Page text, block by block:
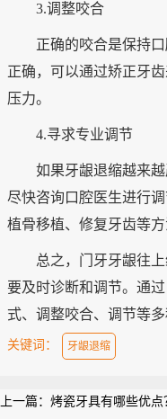
3.调整咬合
正确的咬合是保持口
正确，可以通过矫正牙
压力。
4.寻求专业调节
如果牙龈退缩越来越
尽快咨询口腔医生进行
植骨移植、修复牙齿等方
总之，门牙牙龈往上
要及时诊断和调节。通
式、调整咬合、调节等
关键词： 牙龈退缩
上一篇： 烤瓷牙具有哪些优点